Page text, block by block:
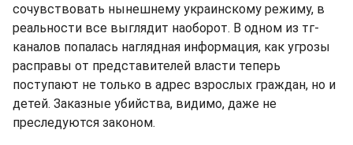
сочувствовать нынешнему украинскому режиму, в
реальности все выглядит наоборот. В одном из тг-
каналов попалась наглядная информация, как угрозы
расправы от представителей власти теперь
поступают не только в адрес взрослых граждан, но и
детей. Заказные убийства, видимо, даже не
преследуются законом.